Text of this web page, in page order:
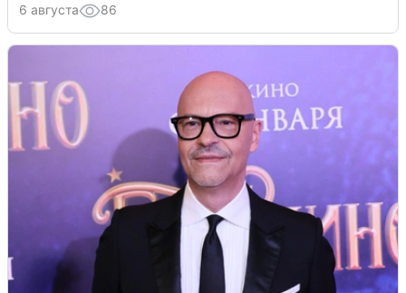
6 августа 86